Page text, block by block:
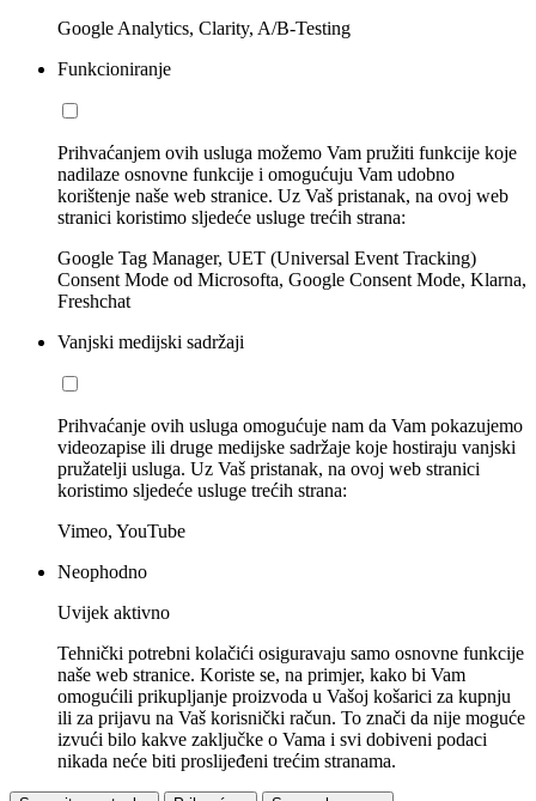
Google Analytics, Clarity, A/B-Testing
Funkcioniranje
Prihvaćanjem ovih usluga možemo Vam pružiti funkcije koje
nadilaze osnovne funkcije i omogućuju Vam udobno
korištenje naše web stranice. Uz Vaš pristanak, na ovoj web
stranici koristimo sljedeće usluge trećih strana:
Google Tag Manager, UET (Universal Event Tracking)
Consent Mode od Microsofta, Google Consent Mode, Klarna,
Freshchat
Vanjski medijski sadržaji
Prihvaćanje ovih usluga omogućuje nam da Vam pokazujemo
videozapise ili druge medijske sadržaje koje hostiraju vanjski
pružatelji usluga. Uz Vaš pristanak, na ovoj web stranici
koristimo sljedeće usluge trećih strana:
Vimeo, YouTube
Neophodno
Uvijek aktivno
Tehnički potrebni kolačići osiguravaju samo osnovne funkcije
naše web stranice. Koriste se, na primjer, kako bi Vam
omogućili prikupljanje proizvoda u Vašoj košarici za kupnju
ili za prijavu na Vaš korisnički račun. To znači da nije moguće
izvući bilo kakve zaključke o Vama i svi dobiveni podaci
nikada neće biti proslijeđeni trećim stranama.